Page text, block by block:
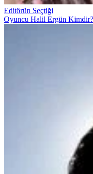
Editörün Seçtiği
Oyuncu Halil Ergün Kimdir?